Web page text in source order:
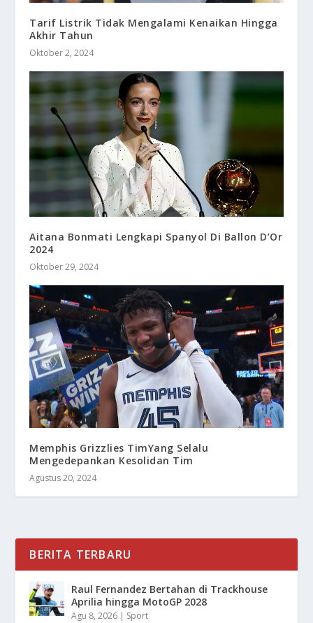
Tarif Listrik Tidak Mengalami Kenaikan Hingga
Akhir Tahun
Oktober 2, 2024
Aitana Bonmati Lengkapi Spanyol Di Ballon D’Or
2024
Oktober 29, 2024
Memphis Grizzlies TimYang Selalu
Mengedepankan Kesolidan Tim
Agustus 20, 2024
BERITA TERBARU
Raul Fernandez Bertahan di Trackhouse
Aprilia hingga MotoGP 2028
Agu 8, 2026 | Sport